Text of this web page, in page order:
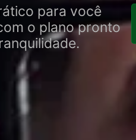
para você
o plano pronto